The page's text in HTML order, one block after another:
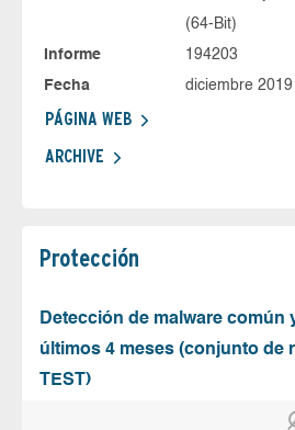
(64-Bit)
Informe
194203
Fecha
diciembre 2019
PÁGINA WEB
ARCHIVE
Protección
Detección de malware común
últimos 4 meses (conjunto de
TEST)